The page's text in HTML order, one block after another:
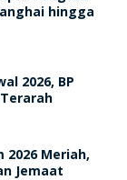
hingga
2026, BP
2026 Meriah,
Jemaat